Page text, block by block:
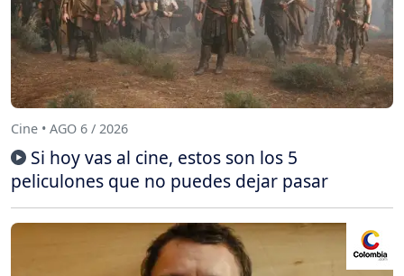
Cine • AGO 6 / 2026
Si hoy vas al cine, estos son los 5
peliculones que no puedes dejar pasar